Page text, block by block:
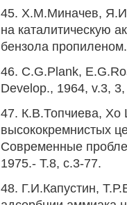
45. Х.М.Миначев,
на каталитическую
бензола
46. С.G.Plank,
Develop., 1964, v.3,
47. К.В.Топчиева, Xo
высококремнистых
Современные
1975.- Т.8, с.3-77.
48. Г.И.Капустин,